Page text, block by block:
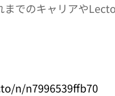
でのキャリアや
n/n7996539ffb70